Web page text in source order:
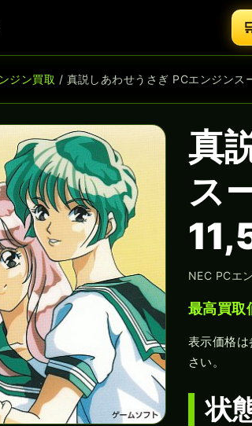
ジン買取 / 真説しあわせうさぎ PCエンジンス
真
ス
NEC PCエ
最高買
表示価格
さい。
状